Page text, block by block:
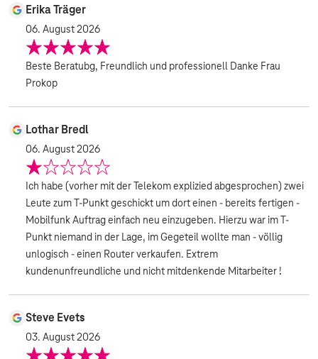
Erika Träger
06. August 2026
Beste Beratubg, Freundlich und professionell Danke Frau
Prokop
Lothar Bredl
06. August 2026
Ich habe (vorher mit der Telekom explizied abgesprochen) zwei
Leute zum T-Punkt geschickt um dort einen - bereits fertigen -
Mobilfunk Auftrag einfach neu einzugeben. Hierzu war im T-
Punkt niemand in der Lage, im Gegeteil wollte man - völlig
unlogisch - einen Router verkaufen. Extrem
kundenunfreundliche und nicht mitdenkende Mitarbeiter !
Steve Evets
03. August 2026